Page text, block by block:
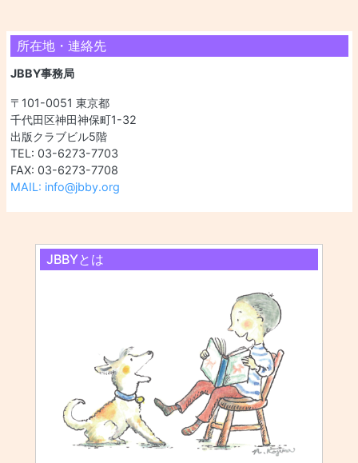
所在地・連絡先
JBBY事務局
〒101-0051 東京都
千代田区神田神保町1-32
出版クラブビル5階
TEL: 03-6273-7703
FAX: 03-6273-7708
MAIL: info@jbby.org
JBBYとは